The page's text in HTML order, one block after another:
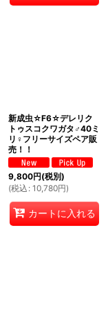
新成虫☆F6☆デレリク
トゥスコクワガタ♂40ミ
リ♀フリーサイズペア販
売！！
9,800円(税別)
(税込 : 10,780円)
カートに入れる